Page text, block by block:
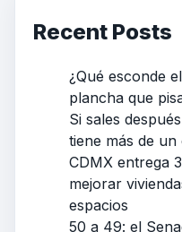
Recent Posts
¿Qué esconde
plancha que
Si sales
tiene más de
CDMX entrega
mejorar
espacios
50 a 49: el